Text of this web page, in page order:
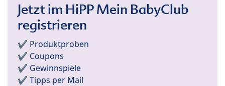
Jetzt im HiPP Mein BabyClub
registrieren
✔️ Produktproben
✔️ Coupons
✔️ Gewinnspiele
✔️ Tipps per Mail